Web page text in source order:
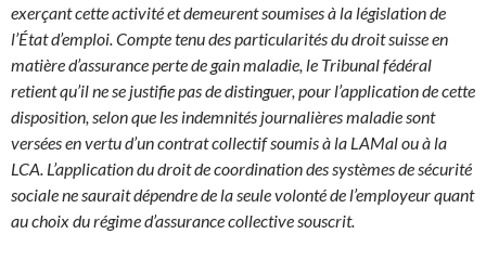
exerçant cette activité et demeurent soumises à la législation de
l’État d’emploi. Compte tenu des particularités du droit suisse en
matière d’assurance perte de gain maladie, le Tribunal fédéral
retient qu’il ne se justifie pas de distinguer, pour l’application de cette
disposition, selon que les indemnités journalières maladie sont
versées en vertu d’un contrat collectif soumis à la LAMal ou à la
LCA. L’application du droit de coordination des systèmes de sécurité
sociale ne saurait dépendre de la seule volonté de l’employeur quant
au choix du régime d’assurance collective souscrit.